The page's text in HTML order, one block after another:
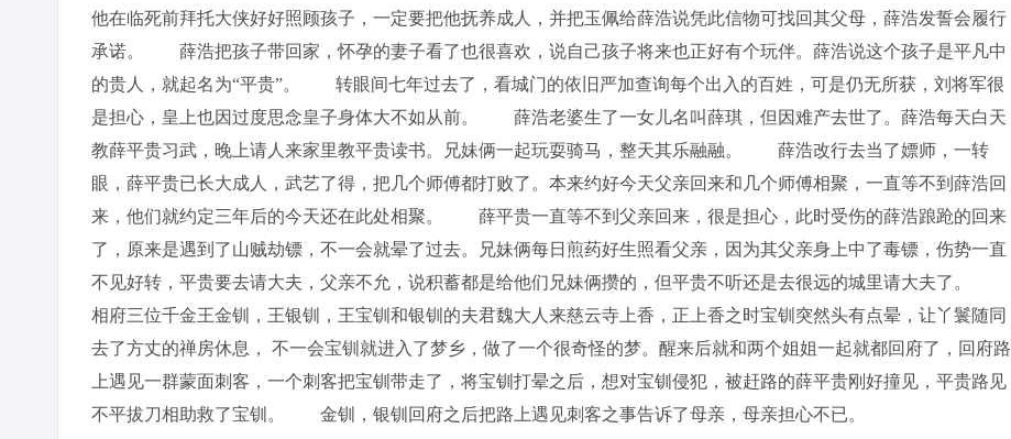
他在临死前拜托大侠好好照顾孩子，一定要把他抚养成人，并把玉佩给薛浩说凭此信物可找回其父母，薛浩发誓会履行
承诺。 薛浩把孩子带回家，怀孕的妻子看了也很喜欢，说自己孩子将来也正好有个玩伴。薛浩说这个孩子是平凡中
的贵人，就起名为“平贵”。 转眼间七年过去了，看城门的依旧严加查询每个出入的百姓，可是仍无所获，刘将军很
是担心，皇上也因过度思念皇子身体大不如从前。 薛浩老婆生了一女儿名叫薛琪，但因难产去世了。薛浩每天白天
教薛平贵习武，晚上请人来家里教平贵读书。兄妹俩一起玩耍骑马，整天其乐融融。 薛浩改行去当了嫖师，一转
眼，薛平贵已长大成人，武艺了得，把几个师傅都打败了。本来约好今天父亲回来和几个师傅相聚，一直等不到薛浩回
来，他们就约定三年后的今天还在此处相聚。 薛平贵一直等不到父亲回来，很是担心，此时受伤的薛浩踉跄的回来
了，原来是遇到了山贼劫镖，不一会就晕了过去。兄妹俩每日煎药好生照看父亲，因为其父亲身上中了毒镖，伤势一直
不见好转，平贵要去请大夫，父亲不允，说积蓄都是给他们兄妹俩攒的，但平贵不听还是去很远的城里请大夫了。
相府三位千金王金钏，王银钏，王宝钏和银钏的夫君魏大人来慈云寺上香，正上香之时宝钏突然头有点晕，让丫鬟随同
去了方丈的禅房休息， 不一会宝钏就进入了梦乡，做了一个很奇怪的梦。醒来后就和两个姐姐一起就都回府了，回府路
上遇见一群蒙面刺客，一个刺客把宝钏带走了，将宝钏打晕之后，想对宝钏侵犯，被赶路的薛平贵刚好撞见，平贵路见
不平拔刀相助救了宝钏。 金钏，银钏回府之后把路上遇见刺客之事告诉了母亲，母亲担心不已。